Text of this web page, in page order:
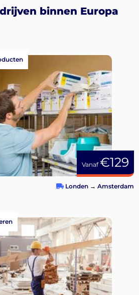
binnen Europa
Vanaf€129
Londen → Amsterdam